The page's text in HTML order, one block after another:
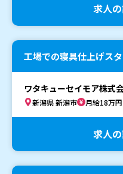
求人
工場での寝具仕上げス
ワタキューセイモア株式
新潟県 新潟市 月給18万
求人